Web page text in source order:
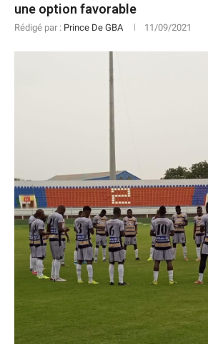
une option favorable
Rédigé par : Prince De GBA 11/09/2021